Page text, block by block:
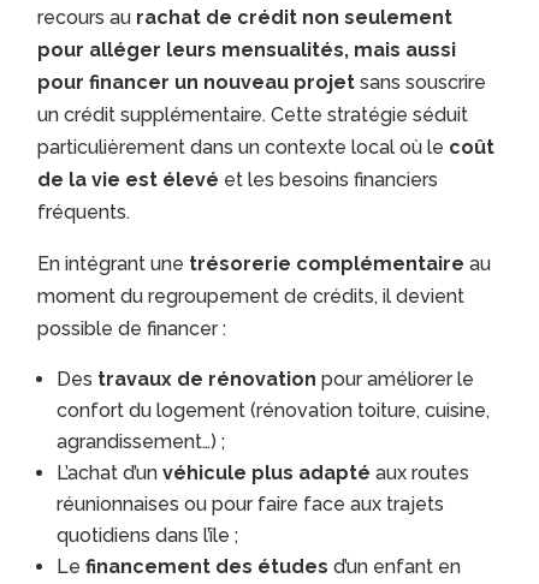
recours au rachat de crédit non seulement
pour alléger leurs mensualités, mais aussi
pour financer un nouveau projet sans souscrire
un crédit supplémentaire. Cette stratégie séduit
particulièrement dans un contexte local où le coût
de la vie est élevé et les besoins financiers
fréquents.
En intégrant une trésorerie complémentaire au
moment du regroupement de crédits, il devient
possible de financer :
Des travaux de rénovation pour améliorer le
confort du logement (rénovation toiture, cuisine,
agrandissement…) ;
L’achat d’unvéhicule plus adapté aux routes
réunionnaises ou pour faire face aux trajets
quotidiens dans l’île ;
Lefinancement des études d’un enfant en